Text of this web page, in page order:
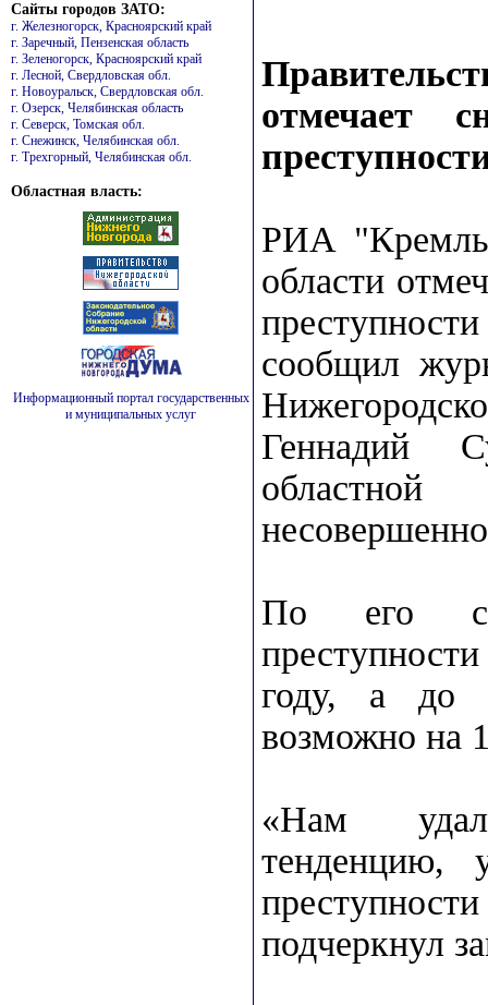
Сайты городов ЗАТО:
г. Железногорск, Красноярский край
г. Заречный, Пензенская область
г. Зеленогорск, Красноярский край
г. Лесной, Свердловская обл.
г. Новоуральск, Свердловская обл.
г. Озерск, Челябинская область
г. Северск, Томская обл.
г. Снежинск, Челябинская обл.
г. Трехгорный, Челябинская обл.
Областная власть:
Информационный портал государственных
и муниципальных услуг
отмечает
РИА
области
сообщил
Геннадий
По его
году, а до
возможно на
«Нам
тенденцию,
подчеркнул